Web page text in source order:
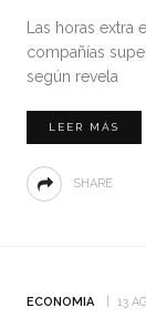
Las horas extra
compañías
según revela
LEER MÁS
SHARE
ECONOMIA 13